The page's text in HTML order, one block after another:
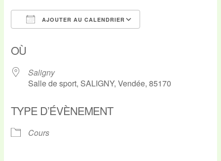
AJOUTER AU CALENDRIER
OÙ
Saligny
Salle de sport, SALIGNY, Vendée, 85170
TYPE D’ÉVÈNEMENT
Cours